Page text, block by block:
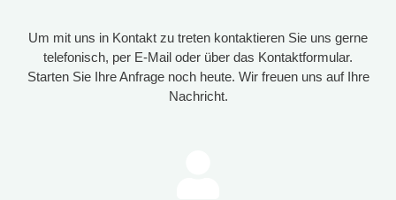
Um mit uns in Kontakt zu treten kontaktieren Sie uns gerne
telefonisch, per E-Mail oder über das Kontaktformular.
Starten Sie Ihre Anfrage noch heute. Wir freuen uns auf Ihre
Nachricht.